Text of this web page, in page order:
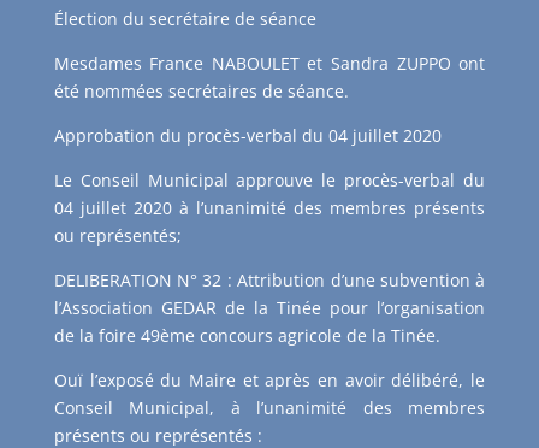
Élection du secrétaire de séance
Mesdames France NABOULET et Sandra ZUPPO ont
été nommées secrétaires de séance.
Approbation du procès-verbal du 04 juillet 2020
Le Conseil Municipal approuve le procès-verbal du
04 juillet 2020 à l’unanimité des membres présents
ou représentés;
DELIBERATION N° 32 : Attribution d’une subvention à
l’Association GEDAR de la Tinée pour l’organisation
de la foire 49ème concours agricole de la Tinée.
Ouï l’exposé du Maire et après en avoir délibéré, le
Conseil Municipal, à l’unanimité des membres
présents ou représentés :